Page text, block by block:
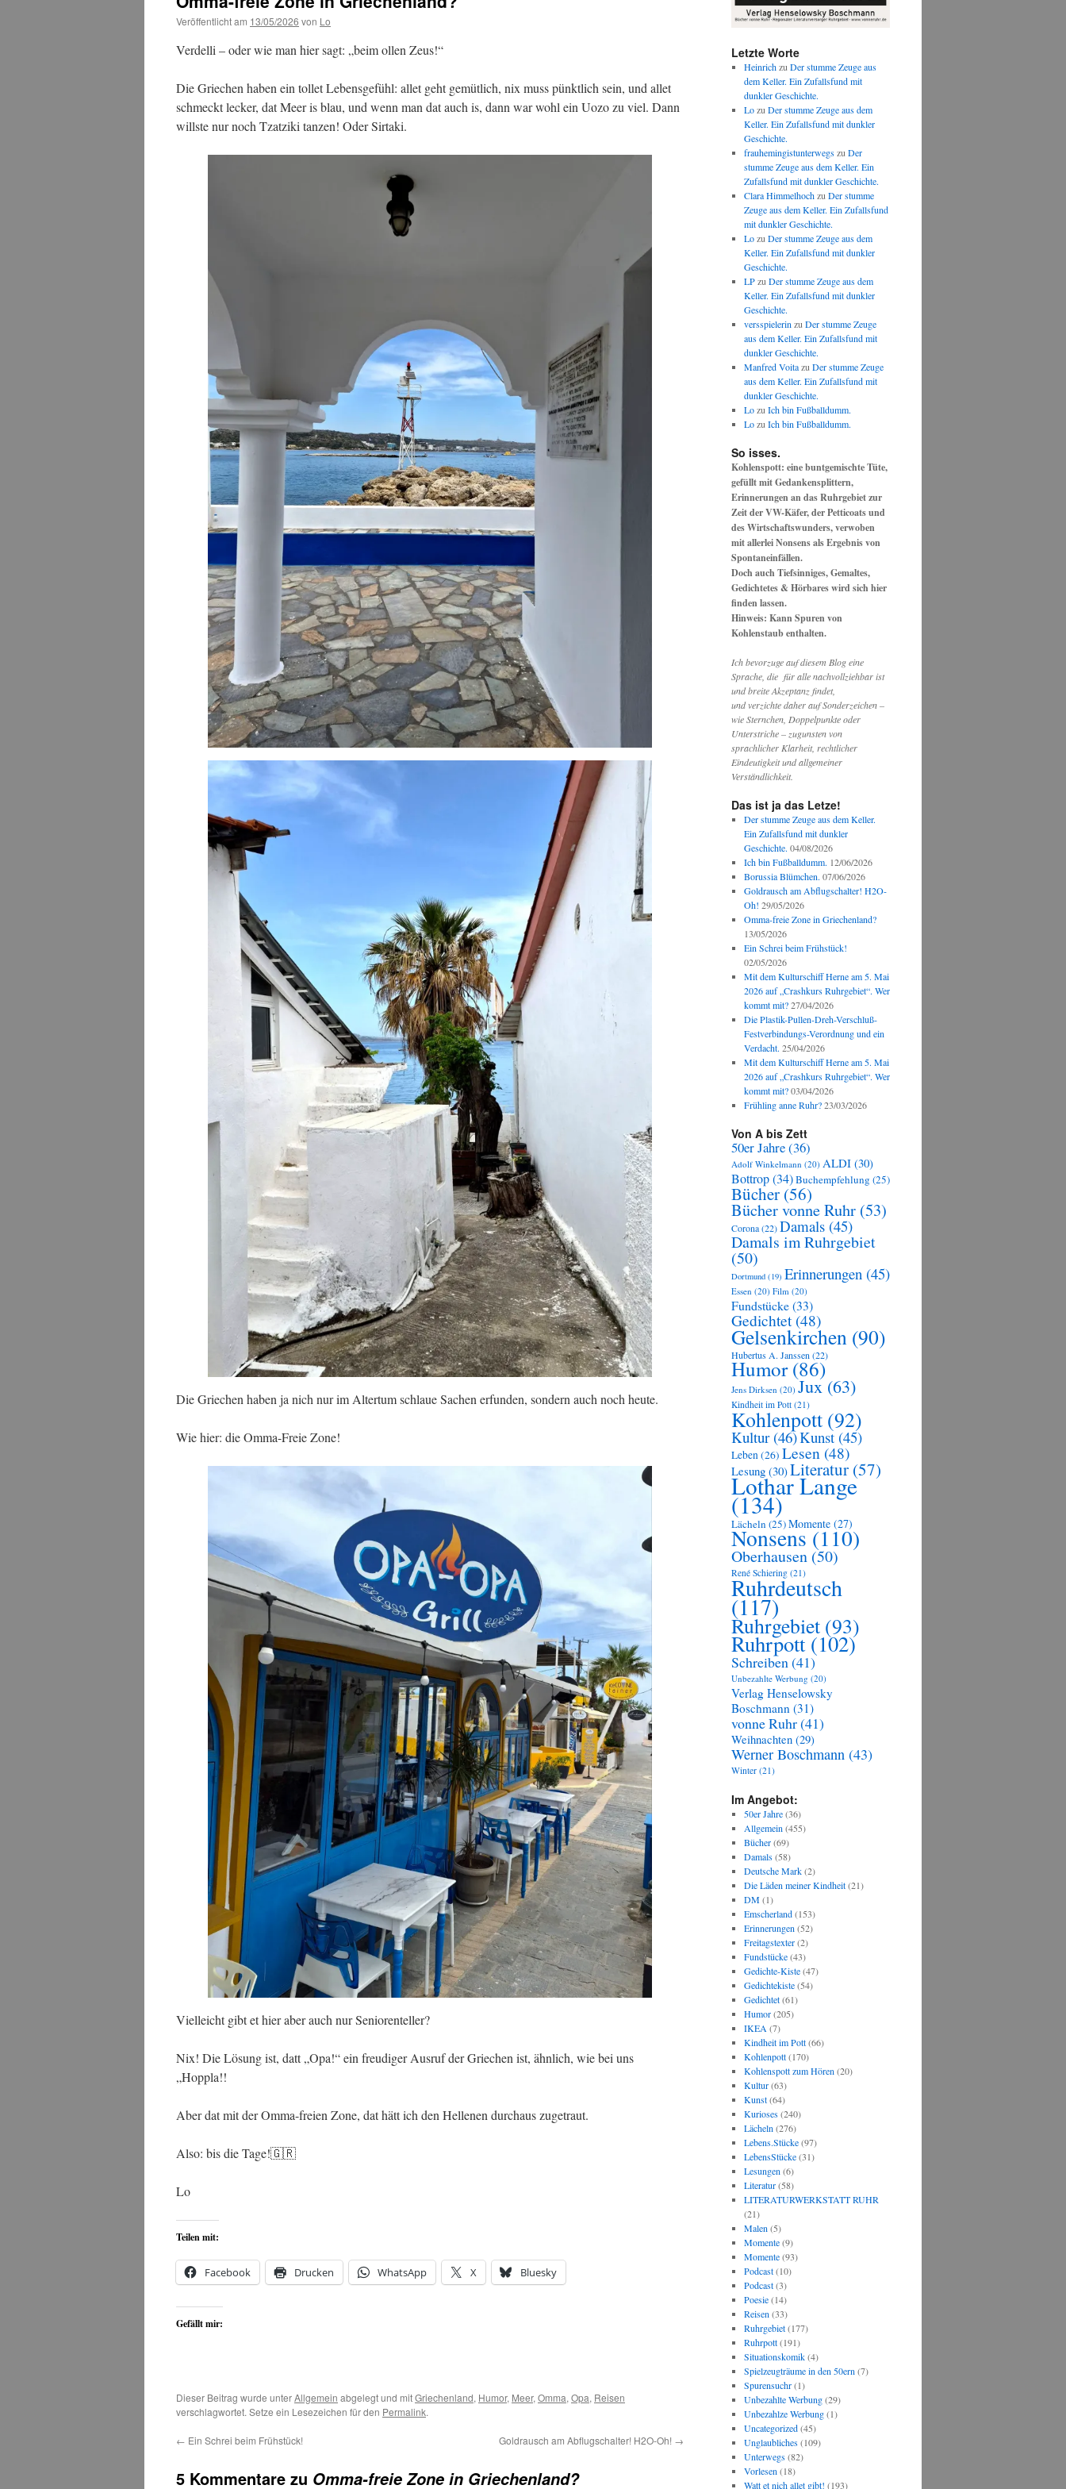
Veröffentlicht am 13/05/2026 von Lo
Verdelli – oder wie man hier sagt: „beim ollen Zeus!“
Die Griechen haben ein tollet Lebensgefühl: allet geht gemütlich, nix muss pünktlich sein, und allet
schmeckt lecker, dat Meer is blau, und wenn man dat auch is, dann war wohl ein Uozo zu viel. Dann
willste nur noch Tzatziki tanzen! Oder Sirtaki.
Die Griechen haben ja nich nur im Altertum schlaue Sachen erfunden, sondern auch noch heute.
Wie hier: die Omma-Freie Zone!
Vielleicht gibt et hier aber auch nur Seniorenteller?
Nix! Die Lösung ist, datt „Opa!“ ein freudiger Ausruf der Griechen ist, ähnlich, wie bei uns
„Hoppla!!
Aber dat mit der Omma-freien Zone, dat hätt ich den Hellenen durchaus zugetraut.
Also: bis die Tage!🇬🇷
Lo
Teilen mit:
Facebook Drucken WhatsApp X Bluesky
Gefällt mir:
Dieser Beitrag wurde unterAllgemein abgelegt und mitGriechenland, Humor, Meer, Omma, Opa, Reisen
verschlagwortet. Setze ein Lesezeichen für den Permalink.
← Ein Schrei beim Frühstück! Goldrausch am Abflugschalter! H2O-Oh! →
5 Kommentare zu Omma-freie Zone in Griechenland?
Letzte Worte
HeinrichzuDer stumme Zeuge aus
dem Keller. Ein Zufallsfund mit
dunkler Geschichte.
LozuDer stumme Zeuge aus dem
Keller. Ein Zufallsfund mit dunkler
Geschichte.
frauhemingistunterwegszuDer
stumme Zeuge aus dem Keller. Ein
Zufallsfund mit dunkler Geschichte.
Clara HimmelhochzuDer stumme
Zeuge aus dem Keller. Ein Zufallsfund
mit dunkler Geschichte.
LozuDer stumme Zeuge aus dem
Keller. Ein Zufallsfund mit dunkler
Geschichte.
LPzuDer stumme Zeuge aus dem
Keller. Ein Zufallsfund mit dunkler
Geschichte.
versspielerinzuDer stumme Zeuge
aus dem Keller. Ein Zufallsfund mit
dunkler Geschichte.
Manfred VoitazuDer stumme Zeuge
aus dem Keller. Ein Zufallsfund mit
dunkler Geschichte.
LozuIch bin Fußballdumm.
LozuIch bin Fußballdumm.
So isses.
Kohlenspott: eine buntgemischte Tüte,
gefüllt mit Gedankensplittern,
Erinnerungen an das Ruhrgebiet zur
Zeit der VW-Käfer, der Petticoats und
des Wirtschaftswunders, verwoben
mit allerlei Nonsens als Ergebnis von
Spontaneinfällen.
Doch auch Tiefsinniges, Gemaltes,
Gedichtetes & Hörbares wird sich hier
finden lassen.
Hinweis: Kann Spuren von
Kohlenstaub enthalten.
Ich bevorzuge auf diesem Blog eine
Sprache, die für alle nachvollziehbar ist
und breite Akzeptanz findet,
und verzichte daher auf Sonderzeichen –
wie Sternchen, Doppelpunkte oder
Unterstriche – zugunsten von
sprachlicher Klarheit, rechtlicher
Eindeutigkeit und allgemeiner
Verständlichkeit.
Das ist ja das Letze!
Der stumme Zeuge aus dem Keller.
Ein Zufallsfund mit dunkler
Geschichte. 04/08/2026
Ich bin Fußballdumm. 12/06/2026
Borussia Blümchen. 07/06/2026
Goldrausch am Abflugschalter! H2O-
Oh! 29/05/2026
Omma-freie Zone in Griechenland?
13/05/2026
Ein Schrei beim Frühstück!
02/05/2026
Mit dem Kulturschiff Herne am 5. Mai
2026 auf „Crashkurs Ruhrgebiet“. Wer
kommt mit? 27/04/2026
Die Plastik-Pullen-Dreh-Verschluß-
Festverbindungs-Verordnung und ein
Verdacht. 25/04/2026
Mit dem Kulturschiff Herne am 5. Mai
2026 auf „Crashkurs Ruhrgebiet“. Wer
kommt mit? 03/04/2026
Frühling anne Ruhr? 23/03/2026
Von A bis Zett
50er Jahre(36)
Adolf Winkelmann (20) ALDI (30)
Bottrop(34)Buchempfehlung (25)
Bücher (56)
Bücher vonne Ruhr (53)
Corona(22)Damals (45)
Damals im Ruhrgebiet
(50)
Dortmund (19) Erinnerungen (45)
Essen (20) Film (20)
Fundstücke(33)
Gedichtet(48)
Gelsenkirchen (90)
Hubertus A. Janssen(22)
Humor(86)
Jens Dirksen (20) Jux (63)
Kindheit im Pott (21)
Kohlenpott (92)
Kultur(46)Kunst (45)
Leben(26) Lesen (48)
Lesung (30)Literatur (57)
Lothar Lange
(134)
Lächeln (25)Momente (27)
Nonsens(110)
Oberhausen (50)
René Schiering (21)
Ruhrdeutsch
(117)
Ruhrgebiet (93)
Ruhrpott(102)
Schreiben(41)
Unbezahlte Werbung (20)
Verlag Henselowsky
Boschmann (31)
vonne Ruhr(41)
Weihnachten (29)
Werner Boschmann (43)
Winter (21)
Im Angebot:
50er Jahre(36)
Allgemein(455)
Bücher(69)
Damals(58)
Deutsche Mark(2)
Die Läden meiner Kindheit(21)
DM(1)
Emscherland(153)
Erinnerungen(52)
Freitagstexter(2)
Fundstücke(43)
Gedichte-Kiste(47)
Gedichtekiste(54)
Gedichtet(61)
Humor(205)
IKEA(7)
Kindheit im Pott(66)
Kohlenpott(170)
Kohlenspott zum Hören(20)
Kultur(63)
Kunst(64)
Kurioses(240)
Lächeln(276)
Lebens.Stücke(97)
LebensStücke(31)
Lesungen(6)
Literatur(58)
LITERATURWERKSTATT RUHR
(21)
Malen(5)
Momente(9)
Momente(93)
Podcast(10)
Podcast(3)
Poesie(14)
Reisen(33)
Ruhrgebiet(177)
Ruhrpott(191)
Situationskomik(4)
Spielzeugträume in den 50ern(7)
Spurensuchr(1)
Unbezahlte Werbung(29)
Unbezahlze Werbung(1)
Uncategorized(45)
Unglaubliches(109)
Unterwegs(82)
Vorlesen(18)
Watt et nich allet gibt! (193)